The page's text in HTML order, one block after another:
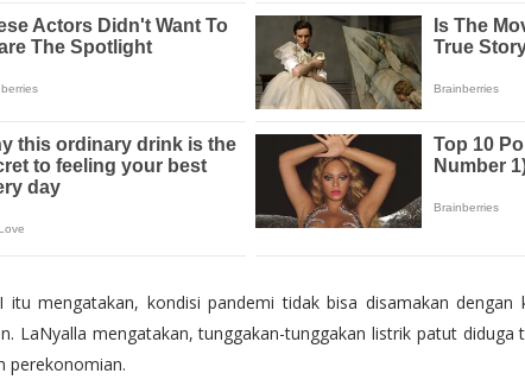
itu mengatakan, kondisi pandemi tidak bisa disamakan dengan
LaNyalla mengatakan, tunggakan-tunggakan listrik patut diduga
perekonomian.